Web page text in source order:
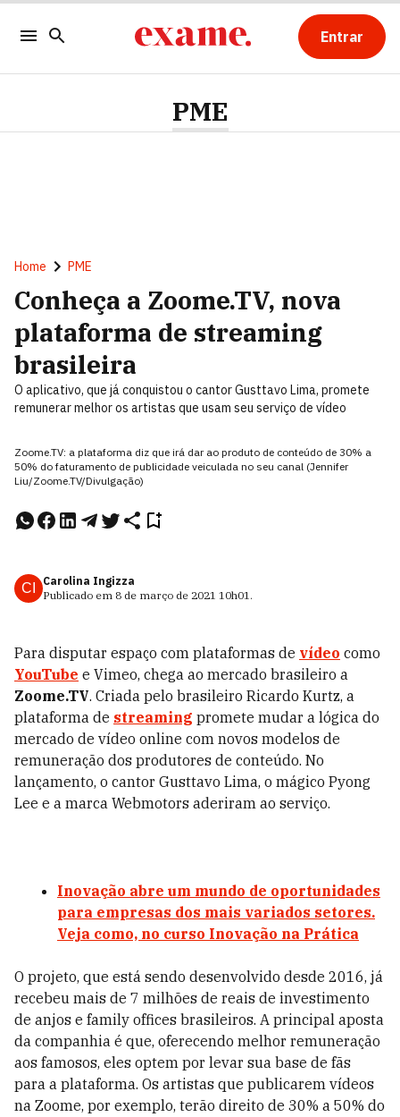
Entrar
PME
Home PME
Conheça a Zoome.TV, nova
plataforma de streaming
brasileira
O aplicativo, que já conquistou o cantor Gusttavo Lima, promete
remunerar melhor os artistas que usam seu serviço de vídeo
Zoome.TV: a plataforma diz que irá dar ao produto de conteúdo de 30% a
50% do faturamento de publicidade veiculada no seu canal (Jennifer
Liu/Zoome.TV/Divulgação)
CI
Carolina Ingizza
Publicado em 8 de março de 2021 10h01.
Para disputar espaço com plataformas de vídeo como
YouTube e Vimeo, chega ao mercado brasileiro a
Zoome.TV. Criada pelo brasileiro Ricardo Kurtz, a
plataforma de streaming promete mudar a lógica do
mercado de vídeo online com novos modelos de
remuneração dos produtores de conteúdo. No
lançamento, o cantor Gusttavo Lima, o mágico Pyong
Lee e a marca Webmotors aderiram ao serviço.
Inovação abre um mundo de oportunidades
para empresas dos mais variados setores.
Veja como, no curso Inovação na Prática
O projeto, que está sendo desenvolvido desde 2016, já
recebeu mais de 7 milhões de reais de investimento
de anjos e family offices brasileiros. A principal aposta
da companhia é que, oferecendo melhor remuneração
aos famosos, eles optem por levar sua base de fãs
para a plataforma. Os artistas que publicarem vídeos
na Zoome, por exemplo, terão direito de 30% a 50% do